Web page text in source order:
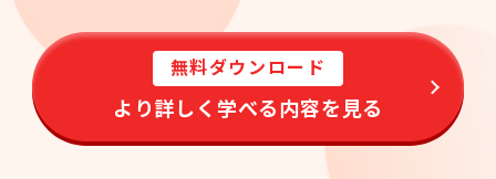
無料ダウンロード
より詳しく学べる内容を見る